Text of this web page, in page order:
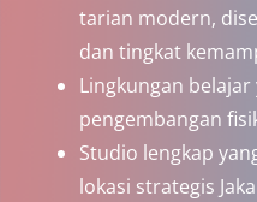
tarian modern,
dan tingkat
Lingkungan
pengembangan
Studio lengkap
lokasi strategis